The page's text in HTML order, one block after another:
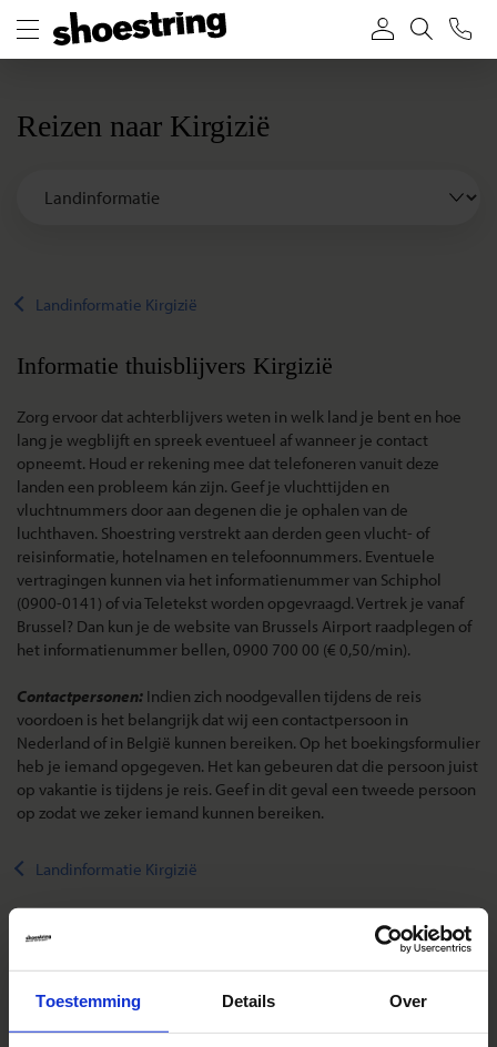
Toestemming Details Over
Reizen naar Kirgizië
Landinformatie Kirgizië
Informatie thuisblijvers Kirgizië
Zorg ervoor dat achterblijvers weten in welk land je bent en hoe
lang je wegblijft en spreek eventueel af wanneer je contact
opneemt. Houd er rekening mee dat telefoneren vanuit deze
landen een probleem kán zijn. Geef je vluchttijden en
vluchtnummers door aan degenen die je ophalen van de
luchthaven. Shoestring verstrekt aan derden geen vlucht- of
reisinformatie, hotelnamen en telefoonnummers. Eventuele
vertragingen kunnen via het informatienummer van Schiphol
(0900-0141) of via Teletekst worden opgevraagd. Vertrek je vanaf
Brussel? Dan kun je de website van Brussels Airport raadplegen of
het informatienummer bellen, 0900 700 00 (€ 0,50/min).
Contactpersonen: Indien zich noodgevallen tijdens de reis
voordoen is het belangrijk dat wij een contactpersoon in
Nederland of in België kunnen bereiken. Op het boekingsformulier
heb je iemand opgegeven. Het kan gebeuren dat die persoon juist
op vakantie is tijdens je reis. Geef in dit geval een tweede persoon
op zodat we zeker iemand kunnen bereiken.
Landinformatie Kirgizië
Reizen met Shoestring
De belangrijkste info op een rij